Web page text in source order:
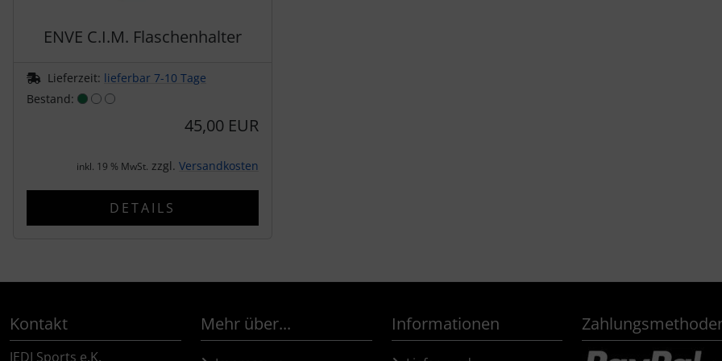
ENVE C.I.M. Flaschenhalter
Lieferzeit: lieferbar 7-10 Tage
Bestand:
45,00 EUR
inkl. 19 % MwSt. zzgl. Versandkosten
DETAILS
Kontakt
JEDI Sports e.K.
Mehr über... Informationen
SEKA
Shimano
THM Carbones
Topeak